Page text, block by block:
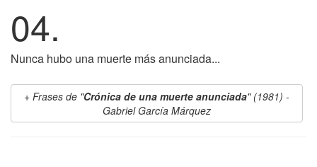
04.
Nunca hubo una muerte más anunciada...
Frases de "Crónica de una muerte anunciada" (1981) -
Gabriel García Márquez